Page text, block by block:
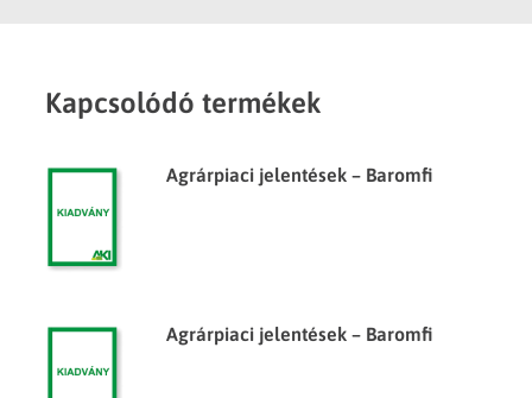
Kapcsolódó termékek
Agrárpiaci jelentések – Baromfi
Agrárpiaci jelentések – Baromfi